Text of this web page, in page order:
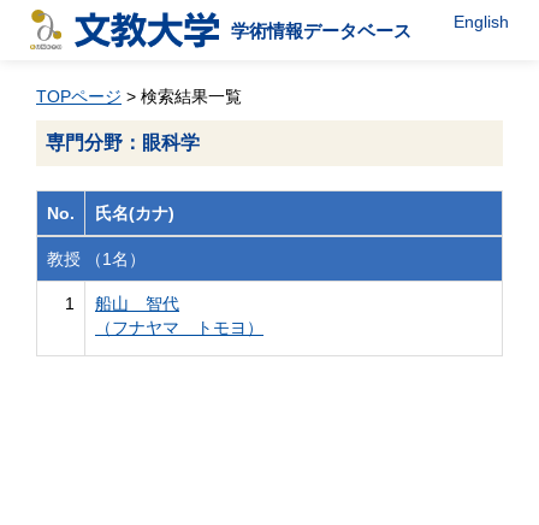
学術情報データベース English
TOPページ > 検索結果一覧
専門分野：眼科学
No. 氏名(カナ)
教授 （1名）
1
船山 智代
（フナヤマ トモヨ）